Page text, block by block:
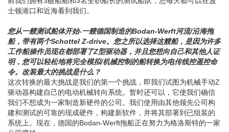
前我们拥有3艘船舶和3名全职船长的测试船队，您每天都可以在波
士顿港口和近海看到我们。
您从一艘测试船体开始-一艘德国制造的Bodan-Werft河流/沿海拖
船，带有两个Schottel Z-drive。您之所以选择这艘船，是因为许多
工作船操作员现在都部署了Z型驱动器，并且您想向自己和其他人证
明，您可以轻松地将完全模拟/机械控制的船转换为电传线控遥控命
令。改装最大的挑战是什么？
这次转换的最大挑战是我们的第一个挑战，即我们试图为机械手动Z
驱动器构建自己的电动机械转向系统。暂时还可以，它使我们确信
我们不想成为一家制造新硬件的公司。我们使用由其他领先公司构
建和测试的可靠的现成硬件，构建新软件，并将其部署到已组装的
系统上。现在，德国的Bodan-Werft拖船正在努力为格洛斯特的一家